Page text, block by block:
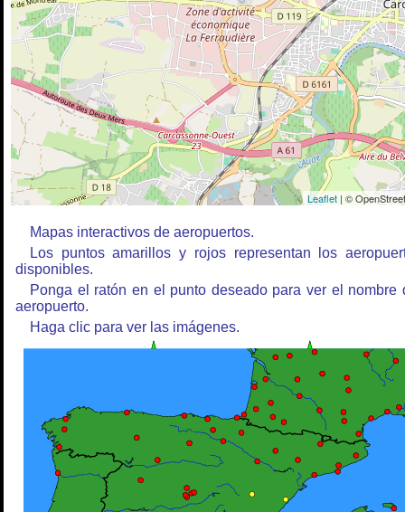
Leaflet | ©
Mapas interactivos de aeropuertos.
Los puntos amarillos y rojos representan los
disponibles.
Ponga el ratón en el punto deseado para ver el nombre
aeropuerto.
Haga clic para ver las imágenes.